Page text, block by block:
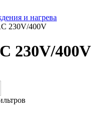
и нагрева
230V/400V
230V/400V